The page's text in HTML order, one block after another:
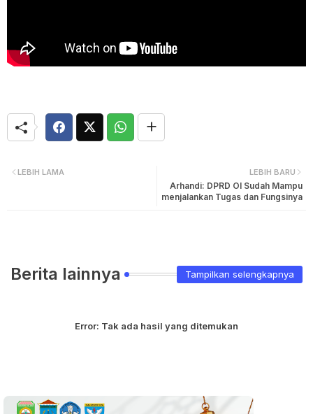
LEBIH BARU
Arhandi: DPRD OI Sudah Mampu
menjalankan Tugas dan Fungsinya
LEBIH LAMA
Berita lainnya Tampilkan selengkapnya
Error: Tak ada hasil yang ditemukan